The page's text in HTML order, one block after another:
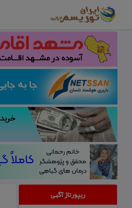
ریپورتاژ آگهی